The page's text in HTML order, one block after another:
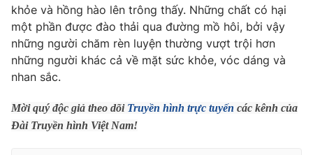
Ðiện thoại Thời báo VTV: 024.66 897 897
Email:toasoan@vtv.vn
Liên hệ quảng cáo:024-7300.7108
khỏe và hồng hào lên trông thấy. Những chất có hại
một phần được đào thải qua đường mồ hôi, bởi vậy
những người chăm rèn luyện thường vượt trội hơn
những người khác cả về mặt sức khỏe, vóc dáng và
nhan sắc.
Mời quý độc giả theo dõi Truyền hình trực tuyến các kênh của
Đài Truyền hình Việt Nam!